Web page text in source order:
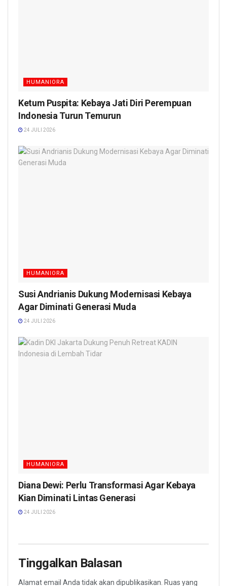
HUMANIORA
Ketum Puspita: Kebaya Jati Diri Perempuan
Indonesia Turun Temurun
24 JULI 2026
HUMANIORA
Susi Andrianis Dukung Modernisasi Kebaya
Agar Diminati Generasi Muda
24 JULI 2026
HUMANIORA
Diana Dewi: Perlu Transformasi Agar Kebaya
Kian Diminati Lintas Generasi
24 JULI 2026
Tinggalkan Balasan
Alamat email Anda tidak akan dipublikasikan. Ruas yang